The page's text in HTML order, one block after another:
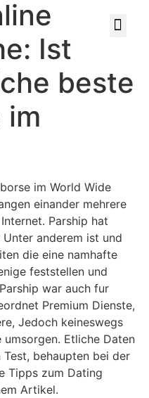
Ist
beste
im
im World Wide
einander mehrere
Parship hat
anderem ist und
die eine namhafte
feststellen und
war auch fur
Premium Dienste,
Jedoch keineswegs
umsorgen. Etliche Daten
behaupten bei der
Tipps zum Dating
Artikel.